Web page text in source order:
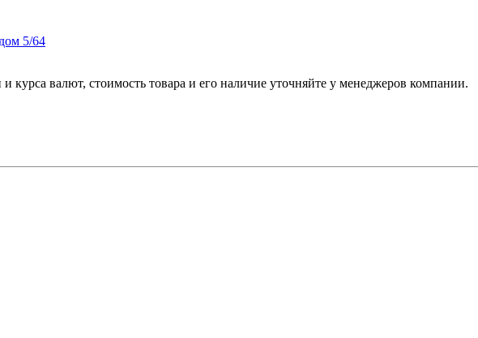
5/64
курса валют, стоимость товара и его наличие уточняйте у менеджеров компании.